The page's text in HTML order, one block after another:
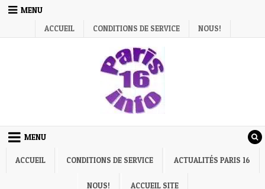
Skip
MENU
ACCUEIL
CONDITIONS DE SERVICE NOUS!
MENU
ACCUEIL CONDITIONS DE SERVICE ACTUALITÉS PARIS 16
NOUS! ACCUEIL SITE